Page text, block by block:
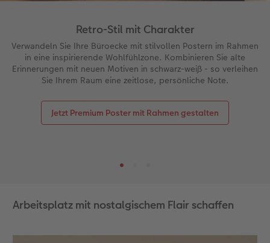
Retro-Stil mit Charakter
Verwandeln Sie Ihre Büroecke mit stilvollen Postern im Rahmen
in eine inspirierende Wohlfühlzone. Kombinieren Sie alte
Erinnerungen mit neuen Motiven in schwarz-weiß - so verleihen
Sie Ihrem Raum eine zeitlose, persönliche Note.
Jetzt Premium Poster mit Rahmen gestalten
Arbeitsplatz mit nostalgischem Flair schaffen